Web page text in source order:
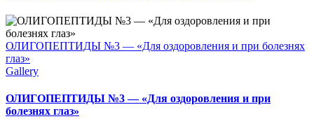
ОЛИГОПЕПТИДЫ №3 — «Для оздоровления и при болезнях
глаз»
Gallery
ОЛИГОПЕПТИДЫ №3 — «Для оздоровления и при
болезнях глаз»